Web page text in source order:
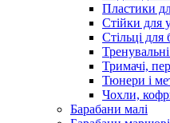
Пластики
Стійки для
Стільці для
Тримачі,
Тюнери і
Чохли,
Барабани малі